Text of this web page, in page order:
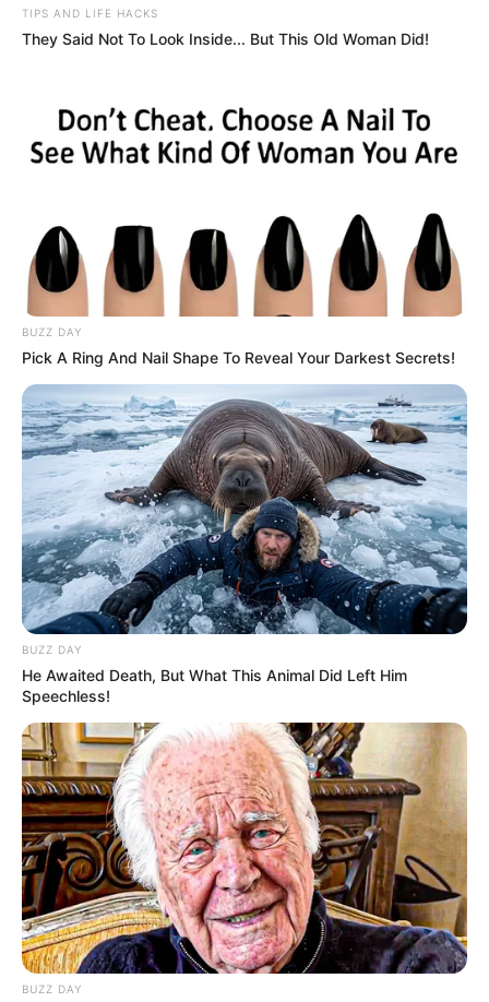
A post shared by Kincsvadászok (@tv2kincsvadaszok)
TIPS AND LIFE HACKS
They Said Not To Look Inside... But This Old Woman Did!
BUZZ DAY
Pick A Ring And Nail Shape To Reveal Your Darkest Secrets!
BUZZ DAY
He Awaited Death, But What This Animal Did Left Him
Speechless!
BUZZ DAY